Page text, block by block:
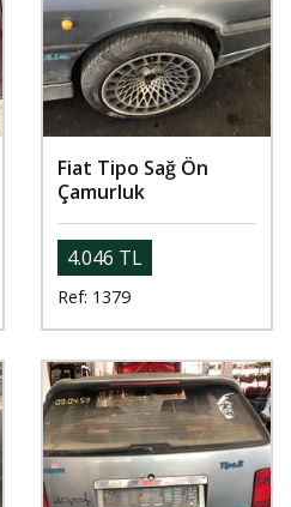
Fiat Tipo Sağ Ön
Çamurluk
4.046 TL
Ref: 1379